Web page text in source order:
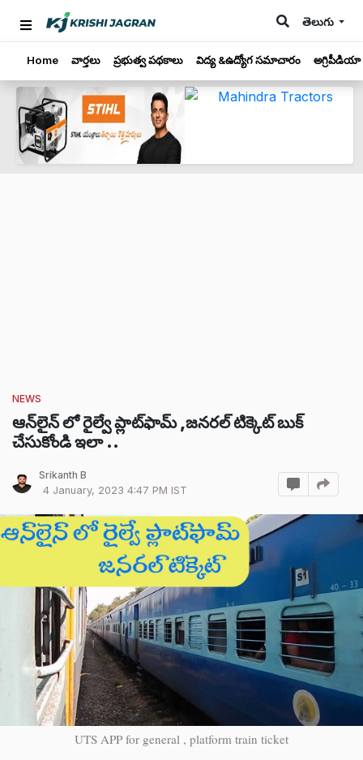
తెలుగు
Home వార్తలు ప్రభుత్వ పథకాలు విద్య &ఉద్యోగ సమాచారం అగ్రిపీడియా
NEWS
ఆన్‌లైన్‌ లో రైల్వే ప్లాట్‌ఫామ్ ,జనరల్ టిక్కెట్ బుక్
చేసుకోండి ఇలా ..
Srikanth B
4 January, 2023 4:47 PM IST
UTS APP for general , platform train ticket